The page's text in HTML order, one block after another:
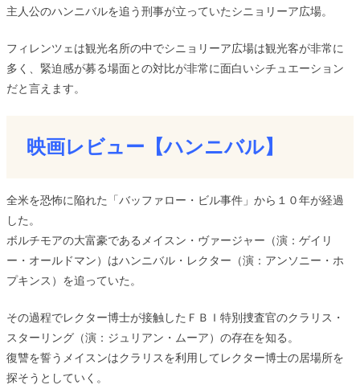
主人公のハンニバルを追う刑事が立っていたシニョリーア広場。
フィレンツェは観光名所の中でシニョリーア広場は観光客が非常に
多く、緊迫感が募る場面との対比が非常に面白いシチュエーション
だと言えます。
映画レビュー【ハンニバル】
全米を恐怖に陥れた「バッファロー・ビル事件」から１０年が経過
した。
ボルチモアの大富豪であるメイスン・ヴァージャー（演：ゲイリ
ー・オールドマン）はハンニバル・レクター（演：アンソニー・ホ
プキンス）を追っていた。
その過程でレクター博士が接触したＦＢＩ特別捜査官のクラリス・
スターリング（演：ジュリアン・ムーア）の存在を知る。
復讐を誓うメイスンはクラリスを利用してレクター博士の居場所を
探そうとしていく。